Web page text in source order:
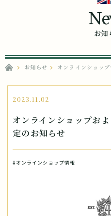
お知
お知らせ オンラインショップ
2023.11.02
オンラインショップお
定のお知らせ
#オンラインショップ情報